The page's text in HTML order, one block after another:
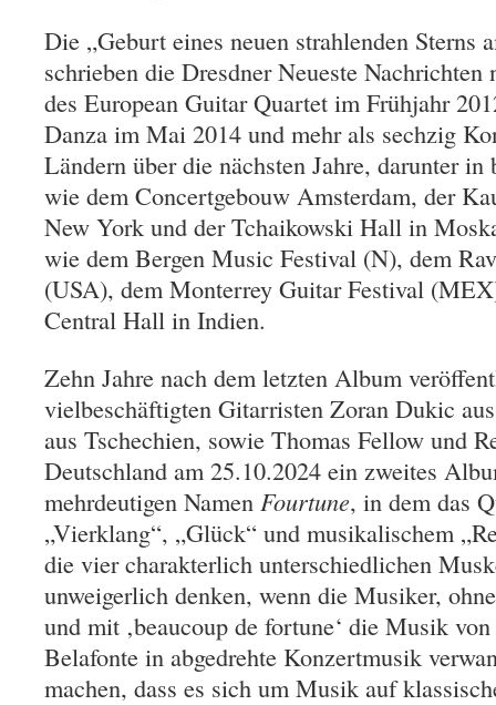
Die „Geburt eines neuen strahlenden Sterns
schrieben die Dresdner Neueste
des European Guitar Quartet im Frühjahr
Danza im Mai 2014 und mehr als sechzig
Ländern über die nächsten Jahre, darunter in
wie dem Concertgebouw Amsterdam, der
New York und der Tchaikowski Hall in
wie dem Bergen Music Festival (N), dem
(USA), dem Monterrey Guitar Festival
Central Hall in Indien.
Zehn Jahre nach dem letzten Album
vielbeschäftigten Gitarristen Zoran Dukic
aus Tschechien, sowie Thomas Fellow und
Deutschland am 25.10.2024 ein zweites
mehrdeutigen Namen Fourtune, in dem das
„Vierklang“, „Glück“ und musikalischem
die vier charakterlich unterschiedlichen
unweigerlich denken, wenn die Musiker,
und mit ‚beaucoup de fortune‘ die Musik
Belafonte in abgedrehte Konzertmusik
machen, dass es sich um Musik auf